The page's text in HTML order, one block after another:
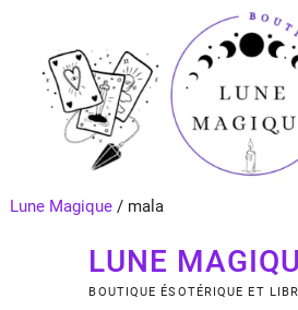
content
Lune Magique/ mala
LUNE
BOUTIQUE ÉSOTÉRIQUE ET